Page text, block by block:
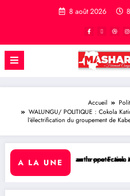
8 août 2026
Accueil
WALUNGU/ POLITIQUE : Cokola
l’électrification du groupement de
A LA UNE
Medicaid
Kubihamushizi distribue des
RDC/ POLITIQUE :